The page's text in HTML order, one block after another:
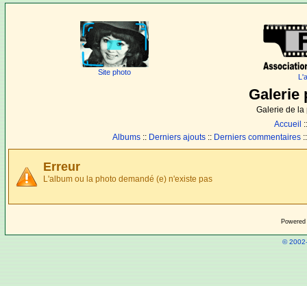
Site photo
Galerie
Galerie de la
Accueil
Albums :: Derniers ajouts :: Derniers commentaires
Erreur
L'album ou la photo demandé (e) n'existe pas
©